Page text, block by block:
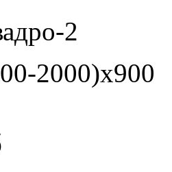
2
2000)х900